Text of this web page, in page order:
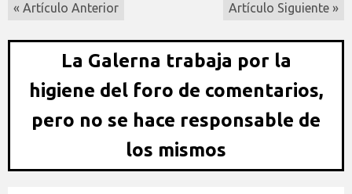
« Artículo Anterior Artículo Siguiente »
La Galerna trabaja por la
higiene del foro de comentarios,
pero no se hace responsable de
los mismos